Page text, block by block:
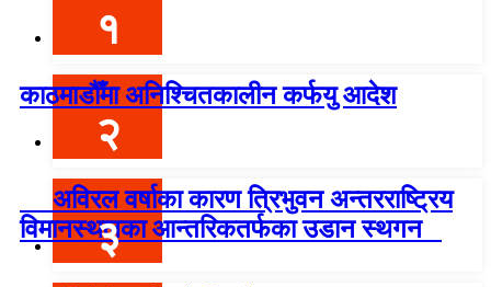
१
काठमाडौँमा अनिश्चितकालीन कर्फयु आदेश
२
अविरल वर्षाका कारण त्रिभुवन अन्तरराष्ट्रिय
विमानस्थलका आन्तरिकतर्फका उडान स्थगन
३